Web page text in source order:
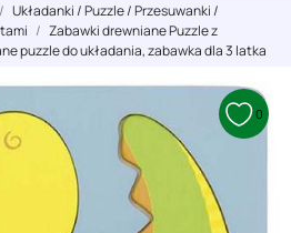
Układanki / Puzzle / Przesuwanki /
Zabawki drewniane Puzzle z
puzzle do układania, zabawka dla 3 latka
0